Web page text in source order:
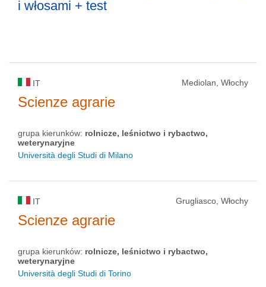
i włosami + test
IT Mediolan, Włochy
Scienze agrarie
grupa kierunków: rolnicze, leśnictwo i rybactwo,
weterynaryjne
Università degli Studi di Milano
IT Grugliasco, Włochy
Scienze agrarie
grupa kierunków: rolnicze, leśnictwo i rybactwo,
weterynaryjne
Università degli Studi di Torino